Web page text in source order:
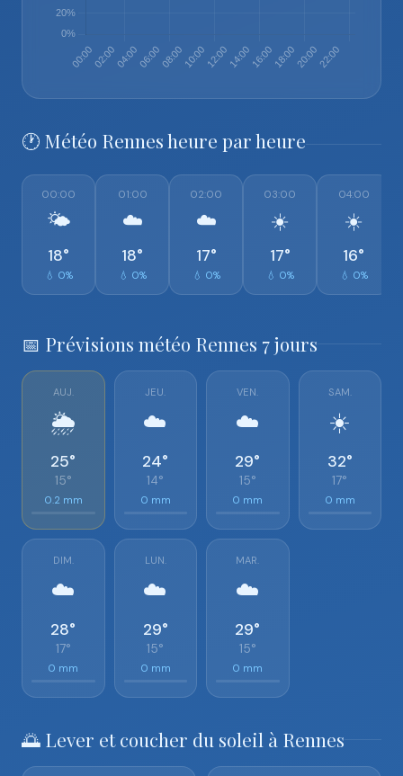
🕐 Météo Rennes heure par heure
00:00
🌤️
18°
💧 0%
01:00
☁️
18°
💧 0%
02:00
☁️
17°
💧 0%
03:00
☀️
17°
💧 0%
04:00
☀️
16°
💧 0%
📅 Prévisions météo Rennes 7 jours
AUJ.
🌦️
25°
15°
0.2 mm
JEU.
☁️
24°
14°
0 mm
VEN.
☁️
29°
15°
0 mm
SAM.
☀️
32°
17°
0 mm
DIM.
☁️
28°
17°
0 mm
LUN.
☁️
29°
15°
0 mm
MAR.
☁️
29°
15°
0 mm
🌅 Lever et coucher du soleil à Rennes